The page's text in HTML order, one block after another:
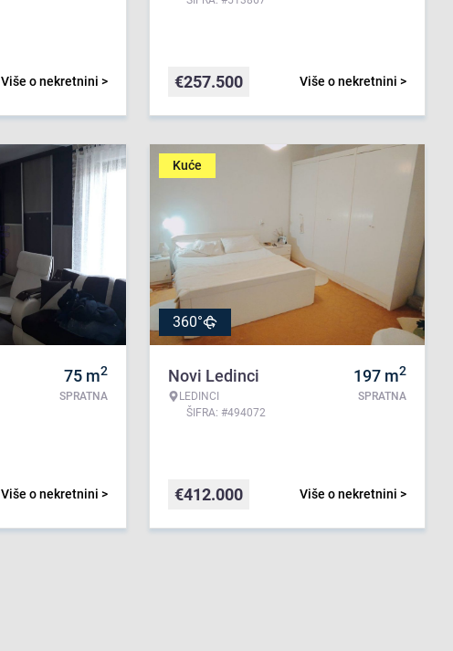
Više o nekretnini > Više o nekretnini >
€257.500
75 m2
SPRATNA
Više o nekretnini >
Kuće
360°
Novi Ledinci
LEDINCI
ŠIFRA: #494072
197 m2
SPRATNA
Više o nekretnini >
€412.000